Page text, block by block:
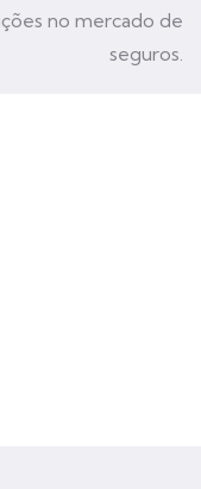
no mercado de
seguros.